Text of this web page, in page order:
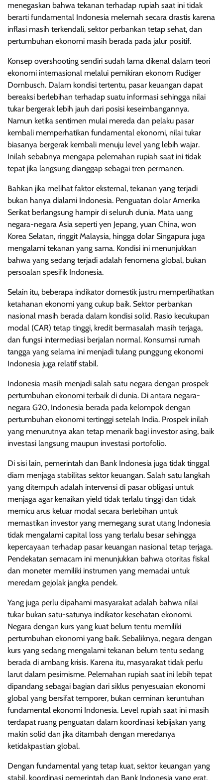
menegaskan bahwa tekanan terhadap rupiah saat ini tidak
berarti fundamental Indonesia melemah secara drastis karena
inflasi masih terkendali, sektor perbankan tetap sehat, dan
pertumbuhan ekonomi masih berada pada jalur positif.
Konsep overshooting sendiri sudah lama dikenal dalam teori
ekonomi internasional melalui pemikiran ekonom Rudiger
Dornbusch. Dalam kondisi tertentu, pasar keuangan dapat
bereaksi berlebihan terhadap suatu informasi sehingga nilai
tukar bergerak lebih jauh dari posisi keseimbangannya.
Namun ketika sentimen mulai mereda dan pelaku pasar
kembali memperhatikan fundamental ekonomi, nilai tukar
biasanya bergerak kembali menuju level yang lebih wajar.
Inilah sebabnya mengapa pelemahan rupiah saat ini tidak
tepat jika langsung dianggap sebagai tren permanen.
Bahkan jika melihat faktor eksternal, tekanan yang terjadi
bukan hanya dialami Indonesia. Penguatan dolar Amerika
Serikat berlangsung hampir di seluruh dunia. Mata uang
negara-negara Asia seperti yen Jepang, yuan China, won
Korea Selatan, ringgit Malaysia, hingga dolar Singapura juga
mengalami tekanan yang sama. Kondisi ini menunjukkan
bahwa yang sedang terjadi adalah fenomena global, bukan
persoalan spesifik Indonesia.
Selain itu, beberapa indikator domestik justru memperlihatkan
ketahanan ekonomi yang cukup baik. Sektor perbankan
nasional masih berada dalam kondisi solid. Rasio kecukupan
modal (CAR) tetap tinggi, kredit bermasalah masih terjaga,
dan fungsi intermediasi berjalan normal. Konsumsi rumah
tangga yang selama ini menjadi tulang punggung ekonomi
Indonesia juga relatif stabil.
Indonesia masih menjadi salah satu negara dengan prospek
pertumbuhan ekonomi terbaik di dunia. Di antara negara-
negara G20, Indonesia berada pada kelompok dengan
pertumbuhan ekonomi tertinggi setelah India. Prospek inilah
yang menurutnya akan tetap menarik bagi investor asing, baik
investasi langsung maupun investasi portofolio.
Di sisi lain, pemerintah dan Bank Indonesia juga tidak tinggal
diam menjaga stabilitas sektor keuangan. Salah satu langkah
yang ditempuh adalah intervensi di pasar obligasi untuk
menjaga agar kenaikan yield tidak terlalu tinggi dan tidak
memicu arus keluar modal secara berlebihan untuk
memastikan investor yang memegang surat utang Indonesia
tidak mengalami capital loss yang terlalu besar sehingga
kepercayaan terhadap pasar keuangan nasional tetap terjaga.
Pendekatan semacam ini menunjukkan bahwa otoritas fiskal
dan moneter memiliki instrumen yang memadai untuk
meredam gejolak jangka pendek.
Yang juga perlu dipahami masyarakat adalah bahwa nilai
tukar bukan satu-satunya indikator kesehatan ekonomi.
Negara dengan kurs yang kuat belum tentu memiliki
pertumbuhan ekonomi yang baik. Sebaliknya, negara dengan
kurs yang sedang mengalami tekanan belum tentu sedang
berada di ambang krisis. Karena itu, masyarakat tidak perlu
larut dalam pesimisme. Pelemahan rupiah saat ini lebih tepat
dipandang sebagai bagian dari siklus penyesuaian ekonomi
global yang bersifat temporer, bukan cerminan keruntuhan
fundamental ekonomi Indonesia. Level rupiah saat ini masih
terdapat ruang penguatan dalam koordinasi kebijakan yang
makin solid dan jika ditambah dengan meredanya
ketidakpastian global.
Dengan fundamental yang tetap kuat, sektor keuangan yang
stabil, koordinasi pemerintah dan Bank Indonesia yang erat,